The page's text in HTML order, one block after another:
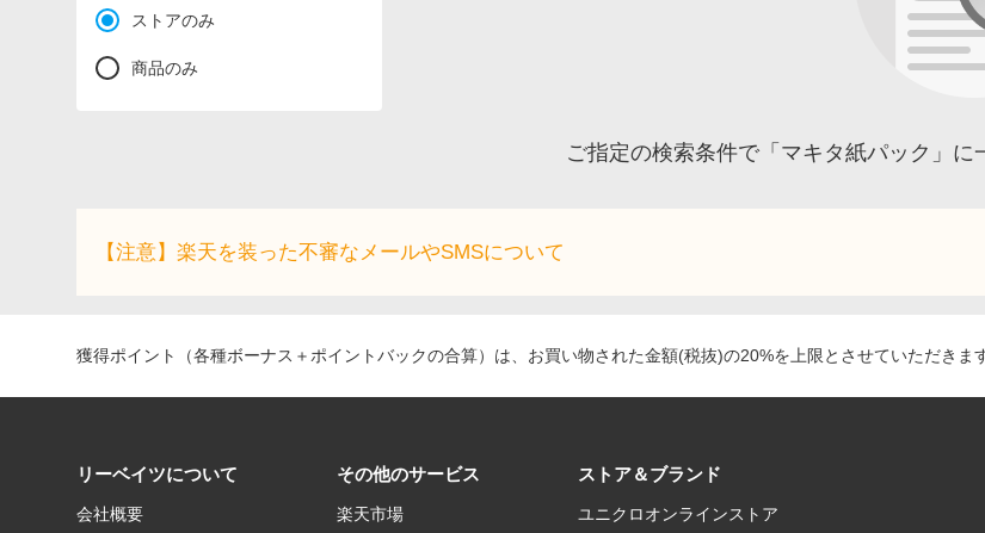
ストアのみ
商品のみ
ご指定の検索条件で「マキタ紙パック」に
【注意】楽天を装った不審なメールやSMSについて
獲得ポイント（各種ボーナス＋ポイントバックの合算）は、お買い物された金額(税抜)の20%を上限とさせていただきま
リーベイツについて
会社概要
その他のサービス
楽天市場
ストア＆ブランド
ユニクロオンラインストア